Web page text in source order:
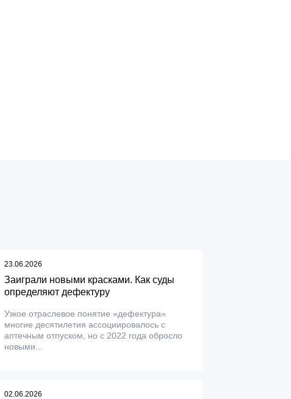
23.06.2026
Заиграли новыми красками. Как суды
определяют дефектуру
Узкое отраслевое понятие «дефектура»
многие десятилетия ассоциировалось с
аптечным отпуском, но с 2022 года обросло
новыми...
02.06.2026